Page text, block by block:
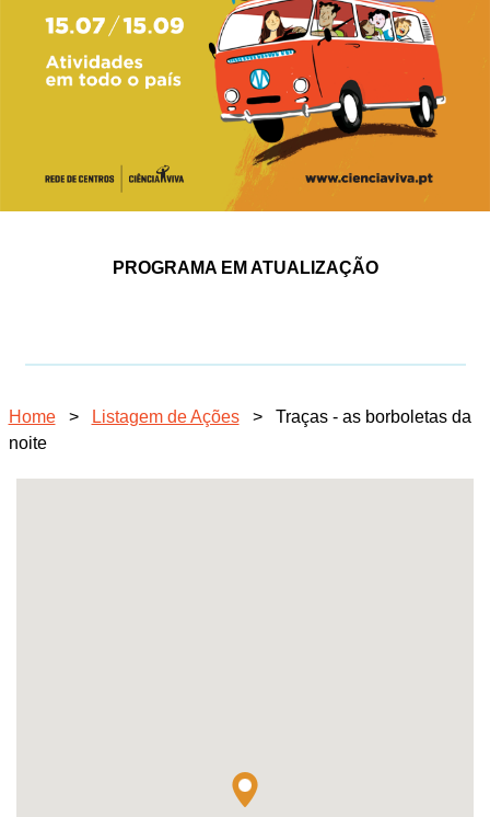
PROGRAMA EM ATUALIZAÇÃO
Home > Listagem de Ações >
Traças - as borboletas da
noite